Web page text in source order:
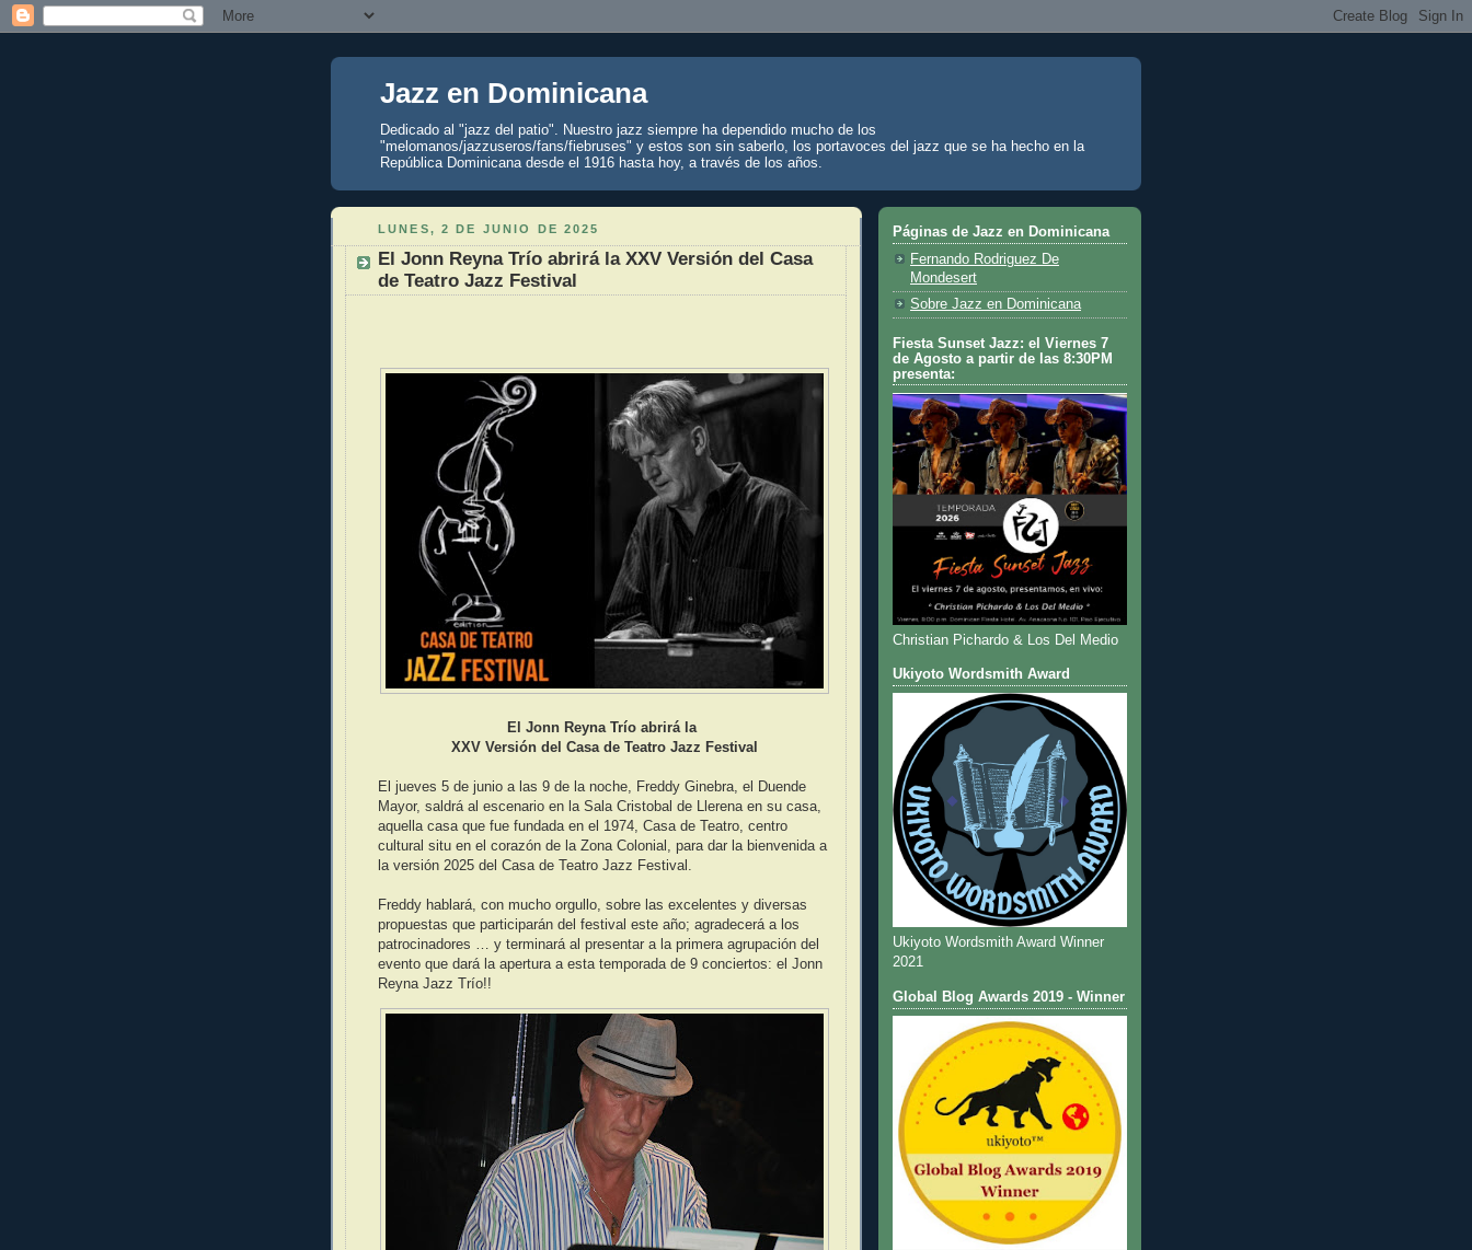
Jazz en Dominicana
Dedicado al "jazz del patio". Nuestro jazz siempre ha dependido mucho de los
"melomanos/jazzuseros/fans/fiebruses" y estos son sin saberlo, los portavoces del jazz que se ha hecho en la
República Dominicana desde el 1916 hasta hoy, a través de los años.
LUNES, 2 DE JUNIO DE 2025
El Jonn Reyna Trío abrirá la XXV Versión del Casa
de Teatro Jazz Festival
El Jonn Reyna Trío abrirá la
XXV Versión del Casa de Teatro Jazz Festival
El jueves 5 de junio a las 9 de la noche, Freddy Ginebra, el Duende
Mayor, saldrá al escenario en la Sala Cristobal de Llerena en su casa,
aquella casa que fue fundada en el 1974, Casa de Teatro, centro
cultural situ en el corazón de la Zona Colonial, para dar la bienvenida a
la versión 2025 del Casa de Teatro Jazz Festival.
Freddy hablará, con mucho orgullo, sobre las excelentes y diversas
propuestas que participarán del festival este año; agradecerá a los
patrocinadores … y terminará al presentar a la primera agrupación del
evento que dará la apertura a esta temporada de 9 conciertos: el Jonn
Reyna Jazz Trío!!
Páginas de Jazz en Dominicana
Fernando Rodriguez De
Mondesert
Sobre Jazz en Dominicana
Fiesta Sunset Jazz: el Viernes 7
de Agosto a partir de las 8:30PM
presenta:
Christian Pichardo & Los Del Medio
Ukiyoto Wordsmith Award
Ukiyoto Wordsmith Award Winner
2021
Global Blog Awards 2019 - Winner